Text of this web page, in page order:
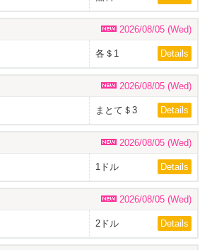
2026/08/05 (Wed)
各＄1 Details
2026/08/05 (Wed)
まとて＄3 Details
2026/08/05 (Wed)
1ドル Details
2026/08/05 (Wed)
2ドル Details